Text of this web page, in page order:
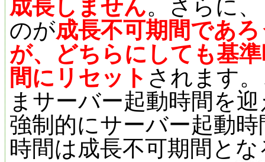
成長しません。さらに
のが成長不可期間であ
が、どちらにしても基
間にリセット されます
まサーバー起動時間を
強制的にサーバー起動
時間は成長不可期間と